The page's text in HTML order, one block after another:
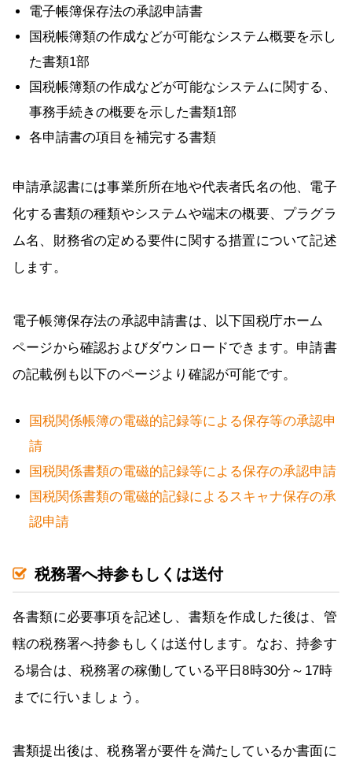
電子帳簿保存法の承認申請書
国税帳簿類の作成などが可能なシステム概要を示し
た書類1部
国税帳簿類の作成などが可能なシステムに関する、
事務手続きの概要を示した書類1部
各申請書の項目を補完する書類
申請承認書には事業所所在地や代表者氏名の他、電子
化する書類の種類やシステムや端末の概要、プラグラ
ム名、財務省の定める要件に関する措置について記述
します。
電子帳簿保存法の承認申請書は、以下国税庁ホーム
ページから確認およびダウンロードできます。申請書
の記載例も以下のページより確認が可能です。
国税関係帳簿の電磁的記録等による保存等の承認申
請
国税関係書類の電磁的記録等による保存の承認申請
国税関係書類の電磁的記録によるスキャナ保存の承
認申請
税務署へ持参もしくは送付
各書類に必要事項を記述し、書類を作成した後は、管
轄の税務署へ持参もしくは送付します。なお、持参す
る場合は、税務署の稼働している平日8時30分～17時
までに行いましょう。
書類提出後は、税務署が要件を満たしているか書面に